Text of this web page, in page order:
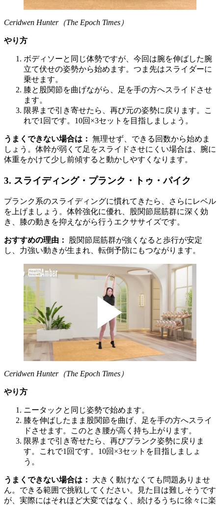
Ceridwen Hunter（The Epoch Times）
やり方
ボディソーと同じ体勢ですが、今回は腕を伸ばした腕
立て伏せの姿勢から始めます。つま先はスライダーに
乗せます。
膝と股関節を曲げながら、足を手の方へスライドさせ
ます。
限界まで引き寄せたら、再び元の姿勢に戻ります。こ
れで1回です。10回×3セットを目指しましょう。
うまくできない場合は： 無理せず、できる回数から始めま
しょう。体幹が弱くて足をスライドさせにくい場合は、腕に
体重をかけて少し前傾すると動かしやすくなります。
3. スライディング・プランク・トゥ・パイク
プランク系のスライディングに慣れてきたら、さらにレベル
を上げましょう。体幹強化に優れ、股関節屈筋群に深く効
き、膝の動きを抑えながら行うエクササイズです。
おすすめの理由：
股関節屈筋群が強くなると歩行が安定
し、力強い動きが生まれ、転倒予防にもつながります。
Ceridwen Hunter（The Epoch Times）
やり方
ニータックと同じ姿勢で始めます。
膝を伸ばしたまま股関節を曲げ、足を手の方へスライ
ドさせます。このとき腰が高く持ち上がります。
限界まで引き寄せたら、再びプランク姿勢に戻りま
す。これで1回です。10回×3セットを目指しましょ
う。
うまくできない場合は：
大きく動けなくても問題ありませ
ん。できる範囲で挑戦してください。見た目は難しそうです
が、実際にはそれほど大変ではなく、続けるうちに徐々に楽